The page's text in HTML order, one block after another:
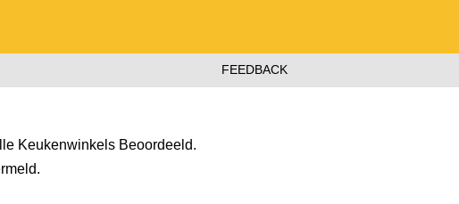
FEEDBACK
Keukenwinkels Beoordeeld.